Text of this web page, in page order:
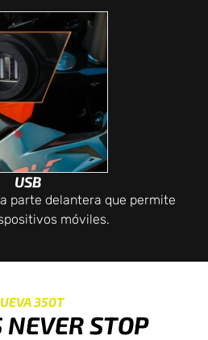
USB
parte delantera que permite
móviles.
350T
STOP